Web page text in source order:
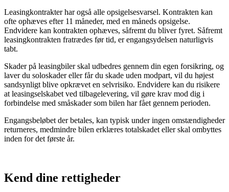
Leasingkontrakter har også alle opsigelsesvarsel. Kontrakten kan
ofte ophæves efter 11 måneder, med en måneds opsigelse.
Endvidere kan kontrakten ophæves, såfremt du bliver fyret. Såfremt
leasingkontrakten fratrædes før tid, er engangsydelsen naturligvis
tabt.
Skader på leasingbiler skal udbedres gennem din egen forsikring, og
laver du soloskader eller får du skade uden modpart, vil du højest
sandsynligt blive opkrævet en selvrisiko. Endvidere kan du risikere
at leasingselskabet ved tilbagelevering, vil gøre krav mod dig i
forbindelse med småskader som bilen har fået gennem perioden.
Engangsbeløbet der betales, kan typisk under ingen omstændigheder
returneres, medmindre bilen erklæres totalskadet eller skal ombyttes
inden for det første år.
Kend dine rettigheder